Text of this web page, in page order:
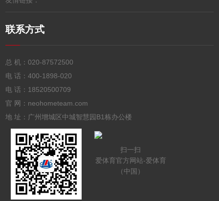
联系方式
总 机：020-87572500
电 话：400-1898-020
电 话： 18520500709
官 网：neohometeam.com
地 址：广州增城区中城智慧园B1栋办公楼
扫一扫
爱体育官方网站-爱体育
（中国）